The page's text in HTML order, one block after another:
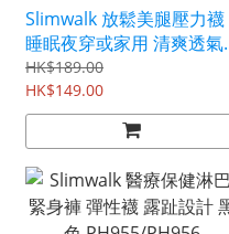
Slimwalk 放鬆美腿壓力襪
睡眠夜穿或家用 清爽透氣,
薰衣草粉紫色
PH959/PH960
HK$189.00
HK$149.00